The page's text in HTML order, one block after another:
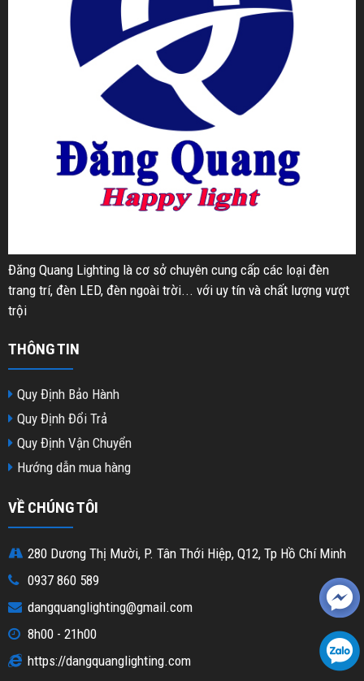
Đăng Quang Lighting là cơ sở chuyên cung cấp các loại đèn
trang trí, đèn LED, đèn ngoài trời... với uy tín và chất lượng vượt
trội
THÔNG TIN
Quy Định Bảo Hành
Quy Định Đổi Trả
Quy Định Vận Chuyển
Hướng dẫn mua hàng
VỀ CHÚNG TÔI
280 Dương Thị Mười, P. Tân Thới Hiệp, Q12, Tp Hồ Chí Minh
0937 860 589
dangquanglighting@gmail.com
8h00 - 21h00
https://dangquanglighting.com